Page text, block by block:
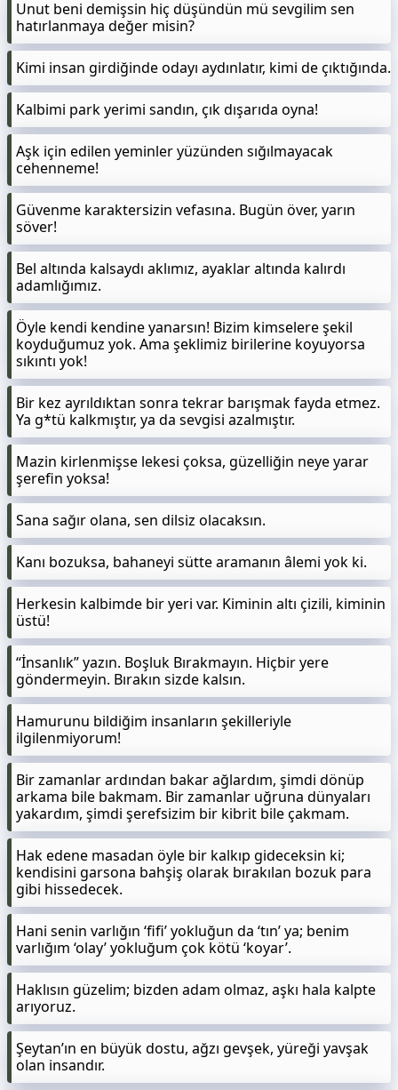
Unut beni demişsin hiç düşündün mü sevgilim sen
hatırlanmaya değer misin?
Kimi insan girdiğinde odayı aydınlatır, kimi de çıktığında.
Kalbimi park yerimi sandın, çık dışarıda oyna!
Aşk için edilen yeminler yüzünden sığılmayacak
cehenneme!
Güvenme karaktersizin vefasına. Bugün över, yarın
söver!
Bel altında kalsaydı aklımız, ayaklar altında kalırdı
adamlığımız.
Öyle kendi kendine yanarsın! Bizim kimselere şekil
koyduğumuz yok. Ama şeklimiz birilerine koyuyorsa
sıkıntı yok!
Bir kez ayrıldıktan sonra tekrar barışmak fayda etmez.
Ya g*tü kalkmıştır, ya da sevgisi azalmıştır.
Mazin kirlenmişse lekesi çoksa, güzelliğin neye yarar
şerefin yoksa!
Sana sağır olana, sen dilsiz olacaksın.
Kanı bozuksa, bahaneyi sütte aramanın âlemi yok ki.
Herkesin kalbimde bir yeri var. Kiminin altı çizili, kiminin
üstü!
“İnsanlık” yazın. Boşluk Bırakmayın. Hiçbir yere
göndermeyin. Bırakın sizde kalsın.
Hamurunu bildiğim insanların şekilleriyle
ilgilenmiyorum!
Bir zamanlar ardından bakar ağlardım, şimdi dönüp
arkama bile bakmam. Bir zamanlar uğruna dünyaları
yakardım, şimdi şerefsizim bir kibrit bile çakmam.
Hak edene masadan öyle bir kalkıp gideceksin ki;
kendisini garsona bahşiş olarak bırakılan bozuk para
gibi hissedecek.
Hani senin varlığın ‘fifi’ yokluğun da ‘tın’ ya; benim
varlığım ‘olay’ yokluğum çok kötü ‘koyar’.
Haklısın güzelim; bizden adam olmaz, aşkı hala kalpte
arıyoruz.
Şeytan’ın en büyük dostu, ağzı gevşek, yüreği yavşak
olan insandır.